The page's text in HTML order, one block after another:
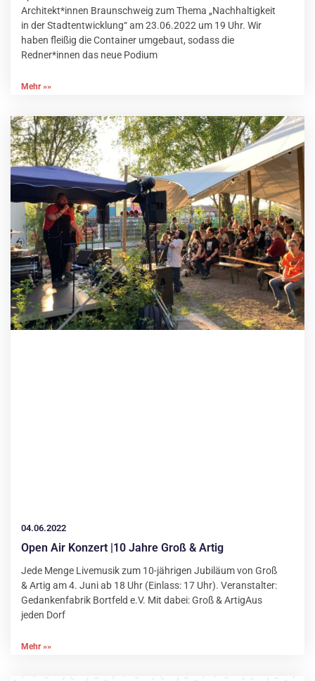
Architekt*innen Braunschweig zum Thema „Nachhaltigkeit
in der Stadtentwicklung“ am 23.06.2022 um 19 Uhr. Wir
haben fleißig die Container umgebaut, sodass die
Redner*innen das neue Podium
Mehr »»
04.06.2022
Open Air Konzert |10 Jahre Groß & Artig
Jede Menge Livemusik zum 10-jährigen Jubiläum von Groß
& Artig am 4. Juni ab 18 Uhr (Einlass: 17 Uhr). Veranstalter:
Gedankenfabrik Bortfeld e.V. Mit dabei: Groß & ArtigAus
jeden Dorf
Mehr »»